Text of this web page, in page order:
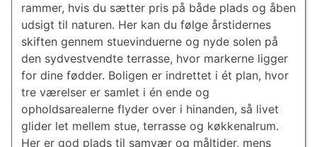
rammer, hvis du sætter pris på både plads og åben
udsigt til naturen. Her kan du følge årstidernes
skiften gennem stuevinduerne og nyde solen på
den sydvestvendte terrasse, hvor markerne ligger
for dine fødder. Boligen er indrettet i ét plan, hvor
tre værelser er samlet i én ende og
opholdsarealerne flyder over i hinanden, så livet
glider let mellem stue, terrasse og køkkenalrum.
Her er god plads til samvær og måltider, mens